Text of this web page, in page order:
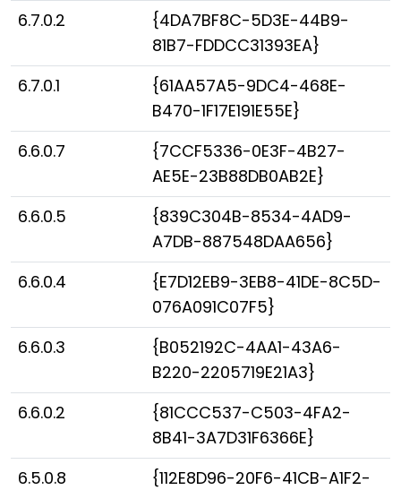
6.7.0.2
{4DA7BF8C-5D3E-44B9-
81B7-FDDCC31393EA}
6.7.0.1
{61AA57A5-9DC4-468E-
B470-1F17E191E55E}
6.6.0.7
{7CCF5336-0E3F-4B27-
AE5E-23B88DB0AB2E}
6.6.0.5
{839C304B-8534-4AD9-
A7DB-887548DAA656}
6.6.0.4
{E7D12EB9-3EB8-41DE-8C5D-
076A091C07F5}
6.6.0.3
{B052192C-4AA1-43A6-
B220-2205719E21A3}
6.6.0.2
{81CCC537-C503-4FA2-
8B41-3A7D31F6366E}
6.5.0.8
{112E8D96-20F6-41CB-A1F2-